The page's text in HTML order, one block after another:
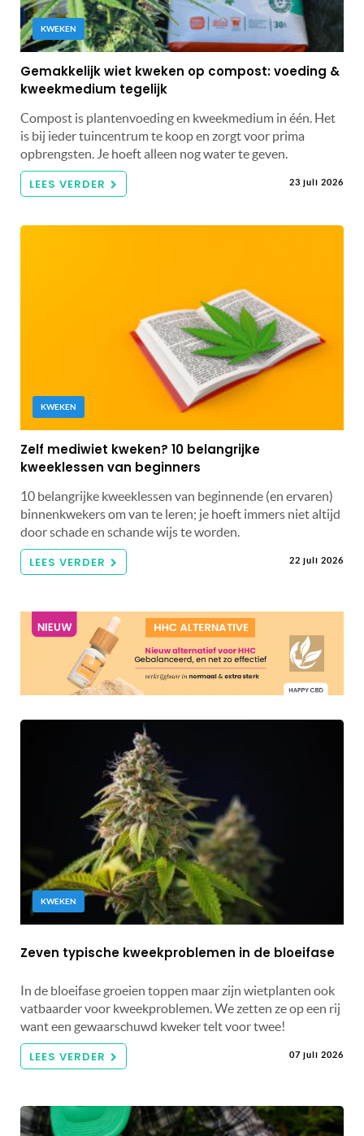
KWEKEN
Gemakkelijk wiet kweken op compost: voeding &
kweekmedium tegelijk
Compost is plantenvoeding en kweekmedium in één. Het
is bij ieder tuincentrum te koop en zorgt voor prima
opbrengsten. Je hoeft alleen nog water te geven.
LEES VERDER 23 juli 2026
KWEKEN
Zelf mediwiet kweken? 10 belangrijke
kweeklessen van beginners
10 belangrijke kweeklessen van beginnende (en ervaren)
binnenkwekers om van te leren; je hoeft immers niet altijd
door schade en schande wijs te worden.
LEES VERDER 22 juli 2026
KWEKEN
Zeven typische kweekproblemen in de bloeifase
In de bloeifase groeien toppen maar zijn wietplanten ook
vatbaarder voor kweekproblemen. We zetten ze op een rij
want een gewaarschuwd kweker telt voor twee!
LEES VERDER 07 juli 2026